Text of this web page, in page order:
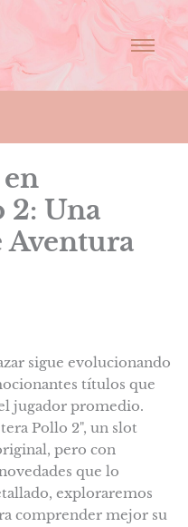
2: Una
Aventura
sigue evolucionando
títulos que
jugador promedio.
Pollo 2", un slot
pero con
que lo
exploraremos
comprender mejor su